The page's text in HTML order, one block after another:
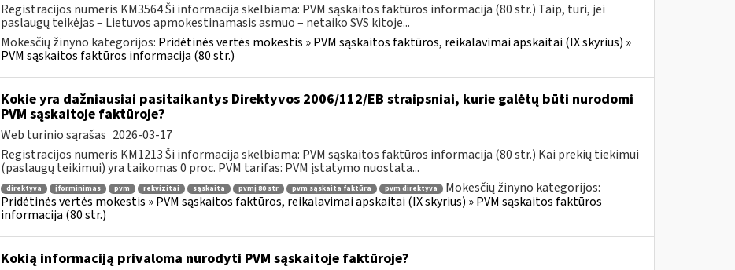
Registracijos numeris KM3564 Ši informacija skelbiama: PVM sąskaitos faktūros informacija (80 str.) Taip, turi, jei
paslaugų teikėjas – Lietuvos apmokestinamasis asmuo – netaiko SVS kitoje...
Mokesčių žinyno kategorijos: Pridėtinės vertės mokestis » PVM sąskaitos faktūros, reikalavimai apskaitai (IX skyrius) »
PVM sąskaitos faktūros informacija (80 str.)
Kokie yra dažniausiai pasitaikantys Direktyvos 2006/112/EB straipsniai, kurie galėtų būti nurodomi
PVM sąskaitoje faktūroje?
Web turinio sąrašas 2026-03-17
Registracijos numeris KM1213 Ši informacija skelbiama: PVM sąskaitos faktūros informacija (80 str.) Kai prekių tiekimui
(paslaugų teikimui) yra taikomas 0 proc. PVM tarifas: PVM įstatymo nuostata...
direktyva įforminimas pvm rekvizitai sąskaita pvmį 80 str pvm sąskaita faktūra pvm direktyva
Mokesčių žinyno kategorijos:
Pridėtinės vertės mokestis » PVM sąskaitos faktūros, reikalavimai apskaitai (IX skyrius) » PVM sąskaitos faktūros
informacija (80 str.)
Kokią informaciją privaloma nurodyti PVM sąskaitoje faktūroje?